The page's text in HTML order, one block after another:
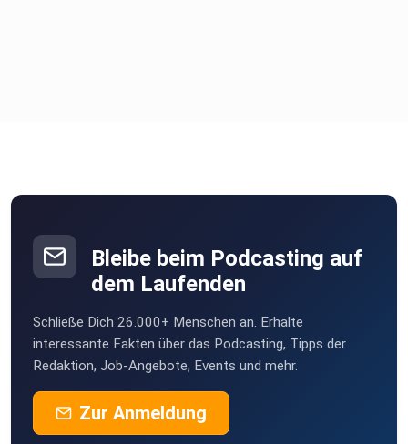
Bleibe beim Podcasting auf
dem Laufenden
Schließe Dich 26.000+ Menschen an. Erhalte
interessante Fakten über das Podcasting, Tipps der
Redaktion, Job-Angebote, Events und mehr.
Zur Anmeldung